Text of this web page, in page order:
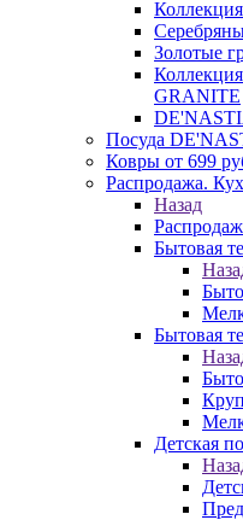
Золотые
GRANITE
Посуда
Ковры от 699
Распродажа.
Назад
Бытовая
Бытовая
Детская